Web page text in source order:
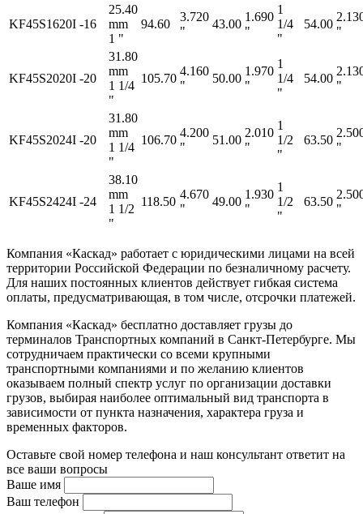
KF45S1620I -16
25.40
mm
1 "
94.60
3.720
"
43.00
1.690
"
1
1/4
"
54.00
"
KF45S2020I -20
31.80
mm
1 1/4
"
105.70
4.160
"
50.00
1.970
"
1
1/4
"
54.00
"
KF45S2024I -20
31.80
mm
1 1/4
"
106.70
4.200
"
51.00
2.010
"
1
1/2
"
63.50
"
KF45S2424I -24
38.10
mm
1 1/2
"
118.50
4.670
"
49.00
1.930
"
1
1/2
"
63.50
"
Компания «Каскад» работает с юридическими лицами на всей
территории Российской Федерации по безналичному расчету.
Для наших постоянных клиентов действует гибкая система
оплаты, предусматривающая, в том числе, отсрочки платежей.
Компания «Каскад» бесплатно доставляет грузы до
терминалов Транспортных компаний в Санкт-Петербурге. Мы
сотрудничаем практически со всеми крупными
транспортными компаниями и по желанию клиентов
оказываем полный спектр услуг по организации доставки
грузов, выбирая наиболее оптимальный вид транспорта в
зависимости от пункта назначения, характера груза и
временных факторов.
Оставьте свой номер телефона и наш консультант ответит на
все ваши вопросы
Ваше имя
Ваш телефон